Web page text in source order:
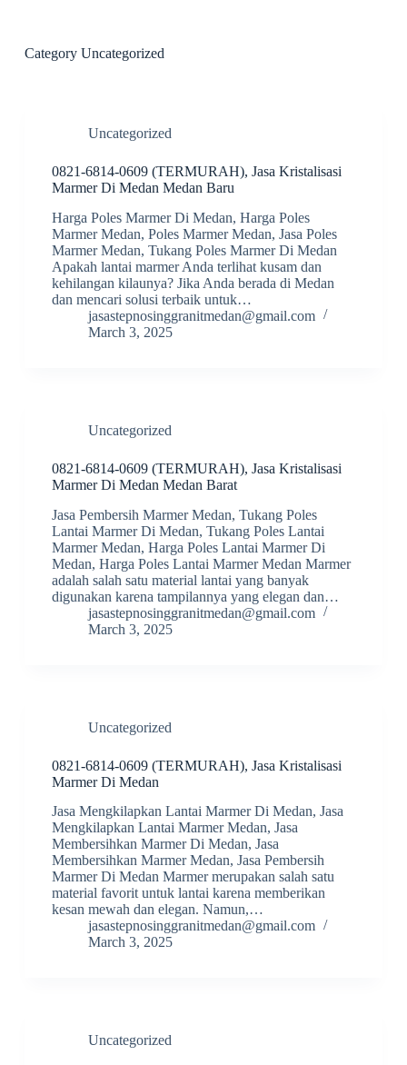
CategoryUncategorized
Uncategorized
0821-6814-0609 (TERMURAH), Jasa Kristalisasi
Marmer Di Medan Medan Baru
Harga Poles Marmer Di Medan, Harga Poles
Marmer Medan, Poles Marmer Medan, Jasa Poles
Marmer Medan, Tukang Poles Marmer Di Medan
Apakah lantai marmer Anda terlihat kusam dan
kehilangan kilaunya? Jika Anda berada di Medan
dan mencari solusi terbaik untuk…
jasastepnosinggranitmedan@gmail.com
March 3, 2025
Uncategorized
0821-6814-0609 (TERMURAH), Jasa Kristalisasi
Marmer Di Medan Medan Barat
Jasa Pembersih Marmer Medan, Tukang Poles
Lantai Marmer Di Medan, Tukang Poles Lantai
Marmer Medan, Harga Poles Lantai Marmer Di
Medan, Harga Poles Lantai Marmer Medan Marmer
adalah salah satu material lantai yang banyak
digunakan karena tampilannya yang elegan dan…
jasastepnosinggranitmedan@gmail.com
March 3, 2025
Uncategorized
0821-6814-0609 (TERMURAH), Jasa Kristalisasi
Marmer Di Medan
Jasa Mengkilapkan Lantai Marmer Di Medan, Jasa
Mengkilapkan Lantai Marmer Medan, Jasa
Membersihkan Marmer Di Medan, Jasa
Membersihkan Marmer Medan, Jasa Pembersih
Marmer Di Medan Marmer merupakan salah satu
material favorit untuk lantai karena memberikan
kesan mewah dan elegan. Namun,…
jasastepnosinggranitmedan@gmail.com
March 3, 2025
Uncategorized